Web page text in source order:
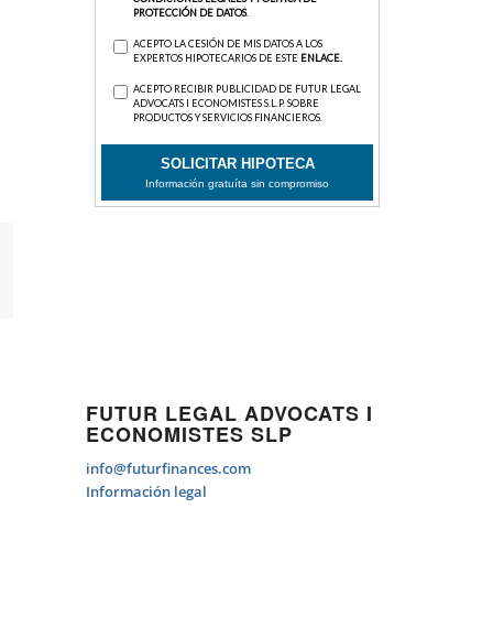
FUTUR LEGAL ADVOCATS I
ECONOMISTES SLP
info@futurfinances.com
Información legal